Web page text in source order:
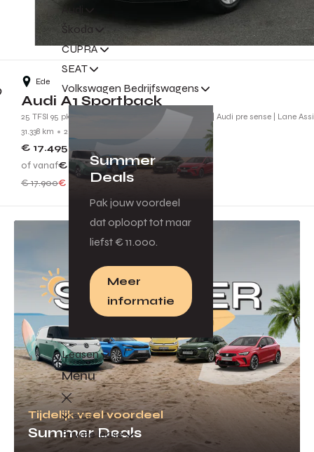
Škoda
CUPRA
SEAT
Volkswagen Bedrijfswagens
Summer
Deals
Pak jouw voordeel
dat oploopt tot maar
liefst € 11.000.
Meer
informatie
Leasen
Menu
Terug
Private lease
Ede
Audi A1 Sportback
25 TFSI 95 pk Attraction | Carplay | Virtual Cockpit | Audi pre sense | Lane
31.338 km
2019
€ 17.495
of vanaf€ 157p.m.
€ 17.900€ 405 voordeel
Tijdelijk veel voordeel
Summer Deals